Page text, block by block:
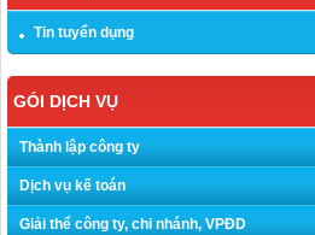
Tin tuyển dụng
GÓI DỊCH VỤ
Thành lập công ty
Dịch vụ kế toán
Giải thể công ty, chi nhánh, VPĐD